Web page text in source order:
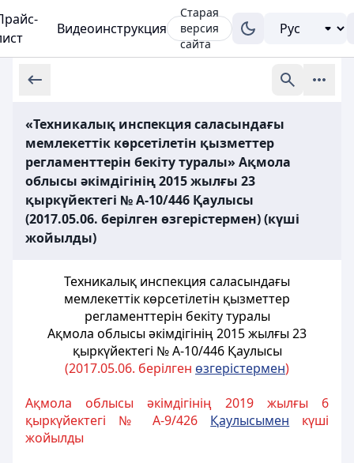
Видеоинструкция
Старая
версия
сайта
«Техникалық инспекция саласындағы
мемлекеттік көрсетілетін қызметтер
регламенттерін бекіту туралы» Ақмола
облысы әкімдігінің 2015 жылғы 23
қыркүйектегі № А-10/446 Қаулысы
(2017.05.06. берілген өзгерістермен) (күші
жойылды)
Техникалық инспекция саласындағы
мемлекеттік көрсетілетін қызметтер
регламенттерін бекіту туралы
Ақмола облысы әкімдігінің 2015 жылғы 23
қыркүйектегі № А-10/446 Қаулысы
(2017.05.06. берілген өзгерістермен)
Ақмола облысы әкімдігінің 2019 жылғы 6
қыркүйектегі № A-9/426 Қаулысымен күші
жойылды